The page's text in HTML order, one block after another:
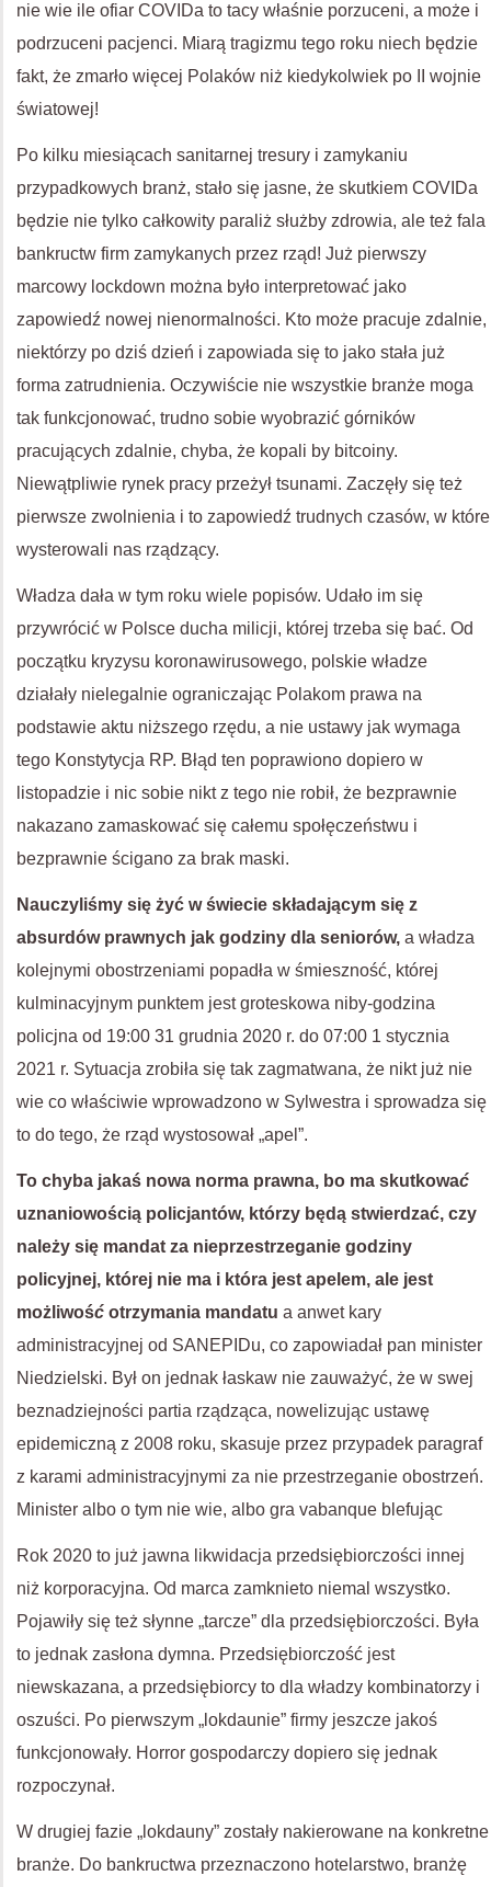
nie wie ile ofiar COVIDa to tacy właśnie porzuceni, a może i
podrzuceni pacjenci. Miarą tragizmu tego roku niech będzie
fakt, że zmarło więcej Polaków niż kiedykolwiek po II wojnie
światowej!
Po kilku miesiącach sanitarnej tresury i zamykaniu
przypadkowych branż, stało się jasne, że skutkiem COVIDa
będzie nie tylko całkowity paraliż służby zdrowia, ale też fala
bankructw firm zamykanych przez rząd! Już pierwszy
marcowy lockdown można było interpretować jako
zapowiedź nowej nienormalności. Kto może pracuje zdalnie,
niektórzy po dziś dzień i zapowiada się to jako stała już
forma zatrudnienia. Oczywiście nie wszystkie branże moga
tak funkcjonować, trudno sobie wyobrazić górników
pracujących zdalnie, chyba, że kopali by bitcoiny.
Niewątpliwie rynek pracy przeżył tsunami. Zaczęły się też
pierwsze zwolnienia i to zapowiedź trudnych czasów, w które
wysterowali nas rządzący.
Władza dała w tym roku wiele popisów. Udało im się
przywrócić w Polsce ducha milicji, której trzeba się bać. Od
początku kryzysu koronawirusowego, polskie władze
działały nielegalnie ograniczając Polakom prawa na
podstawie aktu niższego rzędu, a nie ustawy jak wymaga
tego Konstytycja RP. Błąd ten poprawiono dopiero w
listopadzie i nic sobie nikt z tego nie robił, że bezprawnie
nakazano zamaskować się całemu społęczeństwu i
bezprawnie ścigano za brak maski.
Nauczyliśmy się żyć w świecie składającym się z
absurdów prawnych jak godziny dla seniorów, a władza
kolejnymi obostrzeniami popadła w śmieszność, której
kulminacyjnym punktem jest groteskowa niby-godzina
policjna od 19:00 31 grudnia 2020 r. do 07:00 1 stycznia
2021 r. Sytuacja zrobiła się tak zagmatwana, że nikt już nie
wie co właściwie wprowadzono w Sylwestra i sprowadza się
to do tego, że rząd wystosował „apel”.
To chyba jakaś nowa norma prawna, bo ma skutkować
uznaniowością policjantów, którzy będą stwierdzać, czy
należy się mandat za nieprzestrzeganie godziny
policyjnej, której nie ma i która jest apelem, ale jest
możliwość otrzymania mandatu a anwet kary
administracyjnej od SANEPIDu, co zapowiadał pan minister
Niedzielski. Był on jednak łaskaw nie zauważyć, że w swej
beznadziejności partia rządząca, nowelizując ustawę
epidemiczną z 2008 roku, skasuje przez przypadek paragraf
z karami administracyjnymi za nie przestrzeganie obostrzeń.
Minister albo o tym nie wie, albo gra vabanque blefując
Rok 2020 to już jawna likwidacja przedsiębiorczości innej
niż korporacyjna. Od marca zamknieto niemal wszystko.
Pojawiły się też słynne „tarcze” dla przedsiębiorczości. Była
to jednak zasłona dymna. Przedsiębiorczość jest
niewskazana, a przedsiębiorcy to dla władzy kombinatorzy i
oszuści. Po pierwszym „lokdaunie” firmy jeszcze jakoś
funkcjonowały. Horror gospodarczy dopiero się jednak
rozpoczynał.
W drugiej fazie „lokdauny” zostały nakierowane na konkretne
branże. Do bankructwa przeznaczono hotelarstwo, branżę